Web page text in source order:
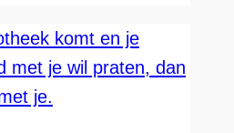
komt en je
met je wil praten, dan
je.